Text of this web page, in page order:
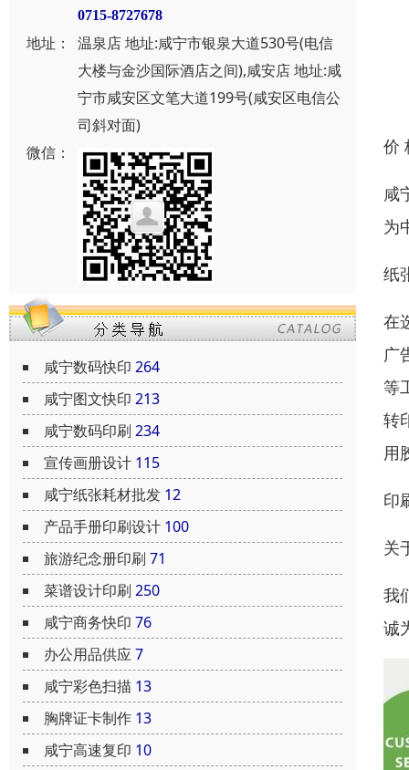
0715-8727678
地址：
温泉店 地址:咸宁市银泉大道530号(电信
大楼与金沙国际酒店之间),咸安店 地址:咸
宁市咸安区文笔大道199号(咸安区电信公
司斜对面)
微信：
咸宁数码快印 264
咸宁图文快印 213
咸宁数码印刷 234
宣传画册设计 115
咸宁纸张耗材批发 12
产品手册印刷设计 100
旅游纪念册印刷 71
菜谱设计印刷 250
咸宁商务快印 76
办公用品供应7
咸宁彩色扫描 13
胸牌证卡制作 13
咸宁高速复印 10
价
咸
为
纸
在
广
等
转
用
印
关
我
诚